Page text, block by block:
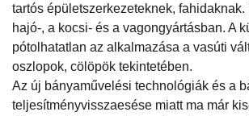
tartós épületszerkezeteknek,
hajó-, a kocsi- és a vagongyártásban. A
pótolhatatlan az alkalmazása a vasúti
oszlopok, cölöpök tekintetében.
Az új bányaművelési technológiák és a
teljesítményvisszaesése miatt ma már